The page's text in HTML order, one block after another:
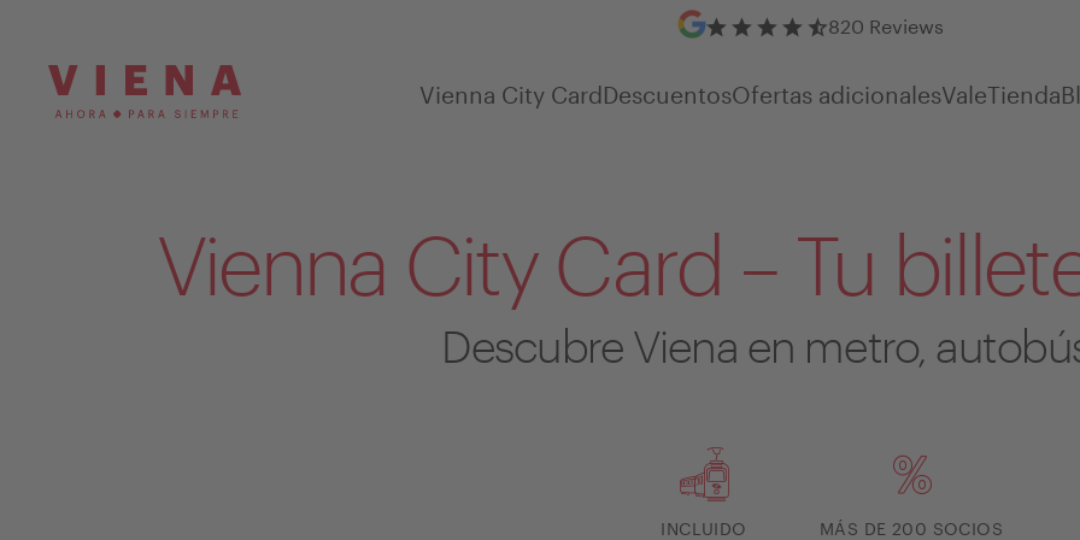
Google Reviews
820 Reviews
Vienna City CardDescuentosOfertas adicionalesValeTienda
Vienna City Card – Tu
Descubre Viena en metro,
INCLUIDO
MÁS DE 200 SOCIOS